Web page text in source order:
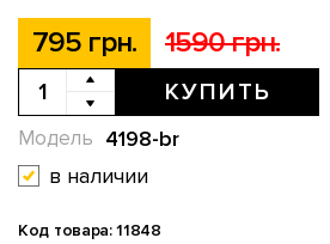
795 грн. 1590 грн.
КУПИТЬ
4198-br
Модель
в наличии
Код товара: 11848